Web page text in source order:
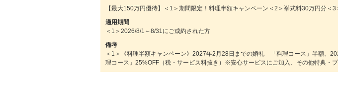
【最大150万円優待】＜1＞期間限定！料理半額キャンペーン＜2＞挙式料30万円分＜
適用期間
＜1＞2026/8/1～8/31にご成約された方
備考
＜1＞《料理半額キャンペーン》2027年2月28日までの婚礼 「料理コース」半額、
理コース」25%OFF（税・サービス料抜き）※安心サービスにご加入、その他特典・